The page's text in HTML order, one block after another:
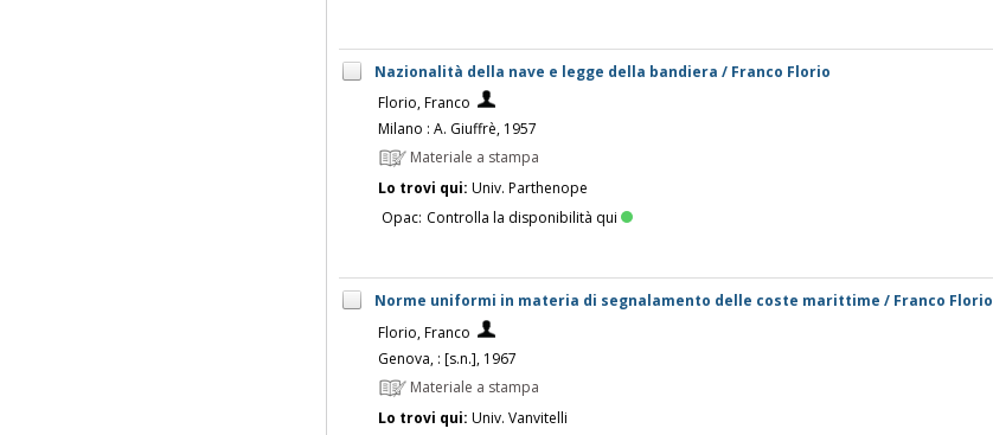
Nazionalità della nave e legge della bandiera / Franco Florio
Florio, Franco
Milano : A. Giuffrè, 1957
Materiale a stampa
Lo trovi qui: Univ. Parthenope
Opac: Controlla la disponibilità qui
Norme uniformi in materia di segnalamento delle coste marittime / Franco Florio
Florio, Franco
Genova, : [s.n.], 1967
Materiale a stampa
Lo trovi qui: Univ. Vanvitelli